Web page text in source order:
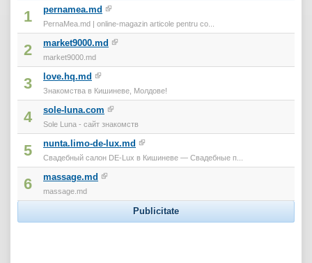
1 pernamea.md
PernaMea.md | online-magazin articole pentru co...
2 market9000.md
market9000.md
3 love.hq.md
Знакомства в Кишиневе, Молдове!
4 sole-luna.com
Sole Luna - сайт знакомств
5 nunta.limo-de-lux.md
Свадебный салон DE-Lux в Кишиневе — Свадебные п...
6 massage.md
massage.md
Publicitate